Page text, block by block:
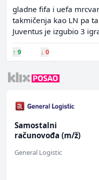
gladne fifa i uefa
takmičenja kao LN pa
Juventus je izgubio 3
↑ 9 ↓ 0
Samostalni
računovođa (m/ž)
General Logistic